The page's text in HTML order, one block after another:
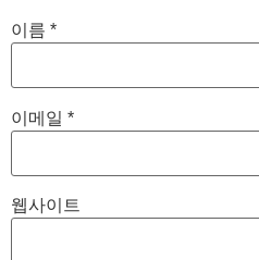
이름 *
이메일 *
웹사이트